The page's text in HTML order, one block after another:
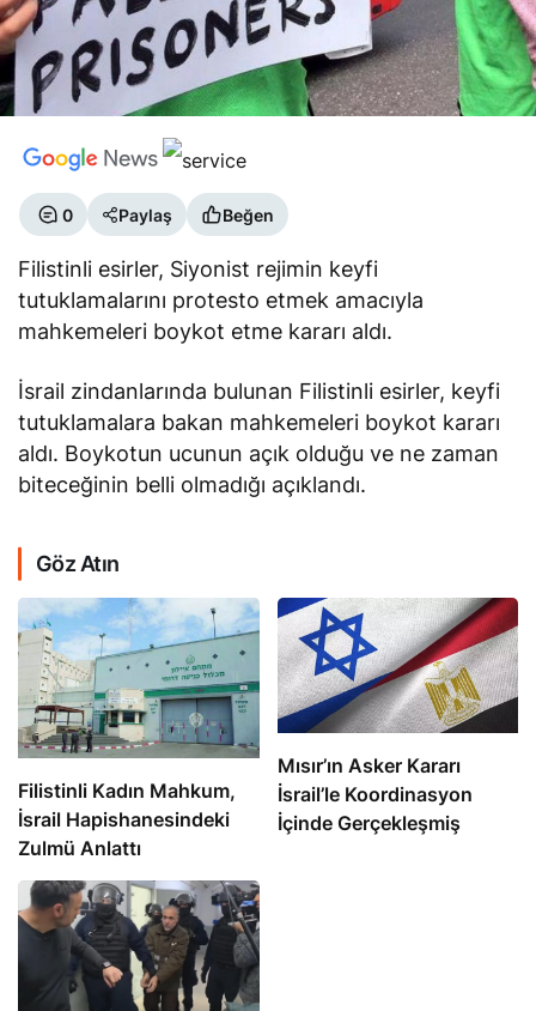
0 Paylaş Beğen
Filistinli esirler, Siyonist rejimin keyfi
tutuklamalarını protesto etmek amacıyla
mahkemeleri boykot etme kararı aldı.
İsrail zindanlarında bulunan Filistinli esirler, keyfi
tutuklamalara bakan mahkemeleri boykot kararı
aldı. Boykotun ucunun açık olduğu ve ne zaman
biteceğinin belli olmadığı açıklandı.
Göz Atın
Filistinli Kadın Mahkum,
İsrail Hapishanesindeki
Zulmü Anlattı
Mısır’ın Asker Kararı
İsrail’le Koordinasyon
İçinde Gerçekleşmiş